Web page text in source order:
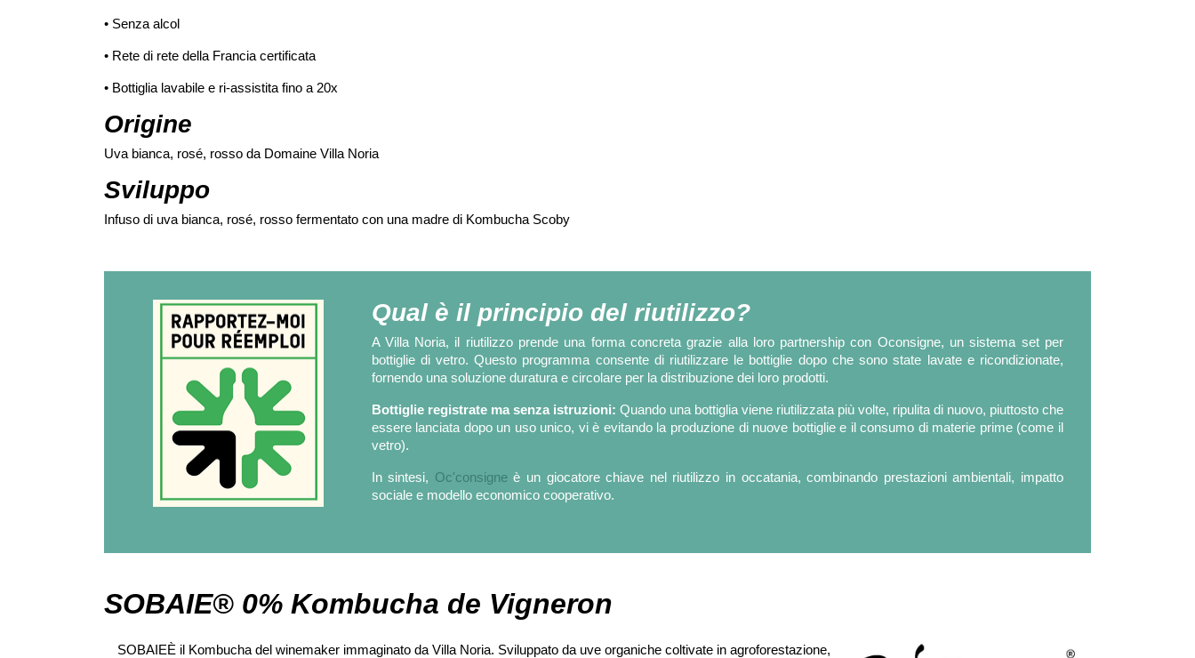
• Senza alcol
• Rete di rete della Francia certificata
• Bottiglia lavabile e ri-assistita fino a 20x
Origine
Uva bianca, rosé, rosso da Domaine Villa Noria
Sviluppo
Infuso di uva bianca, rosé, rosso fermentato con una madre di Kombucha Scoby
Qual è il principio del riutilizzo?
A Villa Noria, il riutilizzo prende una forma concreta grazie alla loro partnership con Oconsigne, un sistema set per
bottiglie di vetro. Questo programma consente di riutilizzare le bottiglie dopo che sono state lavate e ricondizionate,
fornendo una soluzione duratura e circolare per la distribuzione dei loro prodotti.
Bottiglie registrate ma senza istruzioni: Quando una bottiglia viene riutilizzata più volte, ripulita di nuovo, piuttosto che
essere lanciata dopo un uso unico, vi è evitando la produzione di nuove bottiglie e il consumo di materie prime (come il
vetro).
In sintesi, Oc'consigneè un giocatore chiave nel riutilizzo in occatania, combinando prestazioni ambientali, impatto
sociale e modello economico cooperativo.
SOBAIE® 0% Kombucha de Vigneron
SOBAIEÈ il Kombucha del winemaker immaginato da Villa Noria. Sviluppato da uve organiche coltivate in agroforestazione,